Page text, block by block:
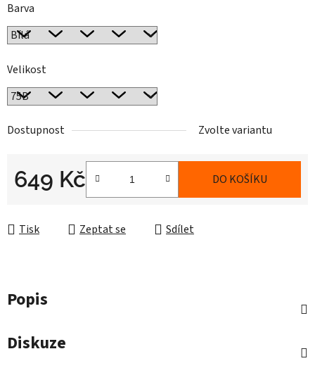
Barva
Velikost
Dostupnost Zvolte variantu
649 Kč DO KOŠÍKU
Tisk Zeptat se Sdílet
Popis
Diskuze